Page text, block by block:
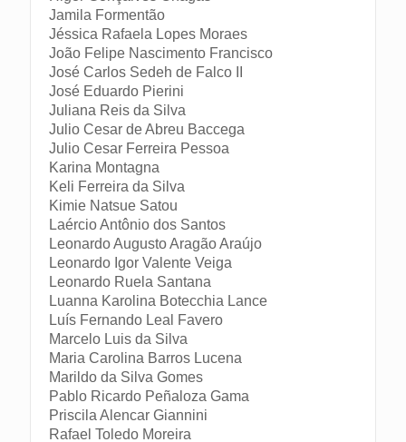
Jamila Formentão
Jéssica Rafaela Lopes Moraes
João Felipe Nascimento Francisco
José Carlos Sedeh de Falco II
José Eduardo Pierini
Juliana Reis da Silva
Julio Cesar de Abreu Baccega
Julio Cesar Ferreira Pessoa
Karina Montagna
Keli Ferreira da Silva
Kimie Natsue Satou
Laércio Antônio dos Santos
Leonardo Augusto Aragão Araújo
Leonardo Igor Valente Veiga
Leonardo Ruela Santana
Luanna Karolina Botecchia Lance
Luís Fernando Leal Favero
Marcelo Luis da Silva
Maria Carolina Barros Lucena
Marildo da Silva Gomes
Pablo Ricardo Peñaloza Gama
Priscila Alencar Giannini
Rafael Toledo Moreira